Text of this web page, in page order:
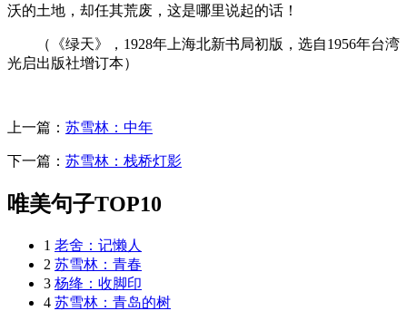
沃的土地，却任其荒废，这是哪里说起的话！
（《绿天》，1928年上海北新书局初版，选自1956年台湾
光启出版社增订本）
上一篇： 苏雪林：中年
下一篇： 苏雪林：栈桥灯影
唯美句子TOP10
1 老舍：记懒人
2 苏雪林：青春
3 杨绛：收脚印
4 苏雪林：青岛的树